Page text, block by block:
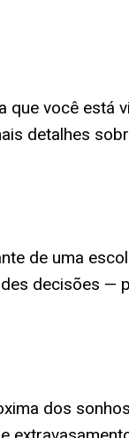
você está
detalhes
de uma
decisões —
dos